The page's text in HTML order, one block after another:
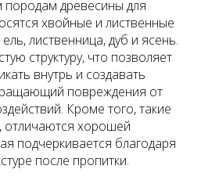
древесины для
хвойные и лиственные
лиственница, дуб и ясень.
структуру, что позволяет
внутрь и создавать
повреждения от
Кроме того, такие
отличаются хорошей
подчеркивается благодаря
после пропитки.